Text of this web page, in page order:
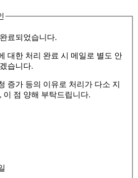
료되었습니다.
대한 처리 완료 시 메일로 별도 안
습니다.
증가 등의 이유로 처리가 다소 지
이 점 양해 부탁드립니다.